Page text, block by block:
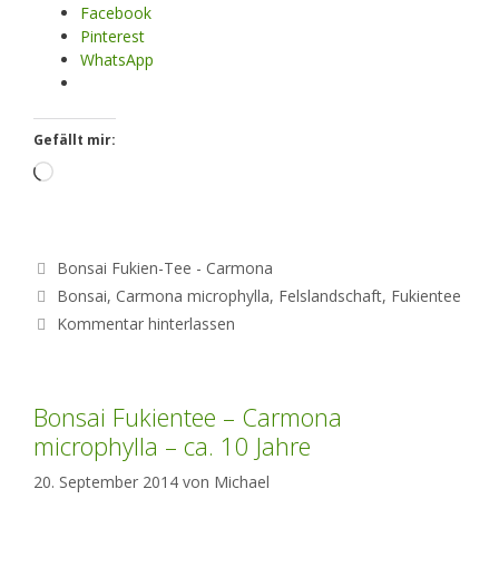
Facebook
Pinterest
WhatsApp
Gefällt mir:
Loading…
Kategorien
Bonsai Fukien-Tee - Carmona
Schlagwörter
Bonsai, Carmona microphylla, Felslandschaft, Fukientee
Kommentar hinterlassen
Bonsai Fukientee – Carmona
microphylla – ca. 10 Jahre
20. September 2014 von Michael